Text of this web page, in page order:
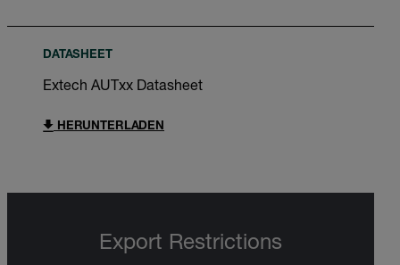
DATASHEET
Extech AUTxx Datasheet
HERUNTERLADEN
Export Restrictions